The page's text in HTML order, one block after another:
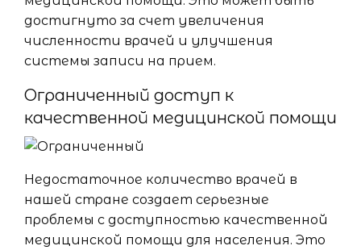
достигнуто за счет увеличения
численности врачей и улучшения
системы записи на прием.
Ограниченный доступ к
качественной медицинской помощи
Недостаточное количество врачей в
нашей стране создает серьезные
проблемы с доступностью качественной
медицинской помощи для населения. Это